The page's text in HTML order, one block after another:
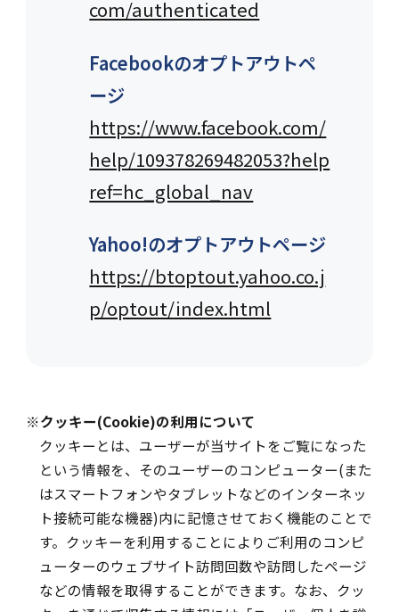
com/authenticated
Facebookのオプトアウトペ
ージ
https://www.facebook.com/
help/109378269482053?help
ref=hc_global_nav
Yahoo!のオプトアウトページ
https://btoptout.yahoo.co.j
p/optout/index.html
※クッキー(Cookie)の利用について
クッキーとは、ユーザーが当サイトをご覧になった
という情報を、そのユーザーのコンピューター(また
はスマートフォンやタブレットなどのインターネッ
ト接続可能な機器)内に記憶させておく機能のことで
す。クッキーを利用することによりご利用のコンピ
ューターのウェブサイト訪問回数や訪問したページ
などの情報を取得することができます。なお、クッ